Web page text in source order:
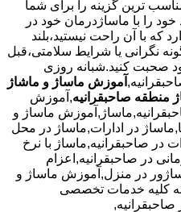
ترین گزینه را برای شما
را با ماساژدرمان خود در
که با آن راحت نیستید،بلند
نگرانی یا شرایط سلامتی،قبل
صحبت کنید.شبانه روزی
آموزش ماساژ و ماشاژ
منطقه صاحبقرانیه,آموزش
ماساژ و
در ادارات,ماساژ در محل
در صاحبقرانیه,ماساژ با نرخ
در صاحبقرانیه,اعزام
در منزل,آموزش ماساژ و
کلیه خدمات تخصصی